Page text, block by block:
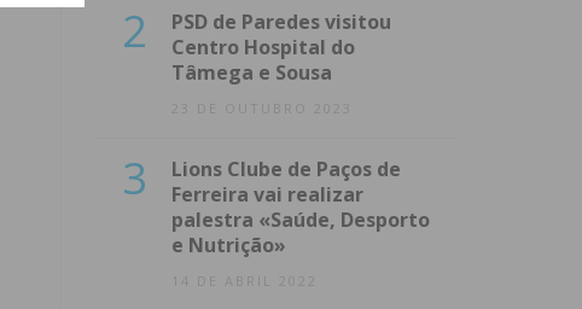
2
PSD de Paredes visitou
Centro Hospital do
Tâmega e Sousa
23 DE OUTUBRO 2023
3
Lions Clube de Paços de
Ferreira vai realizar
palestra «Saúde, Desporto
e Nutrição»
14 DE ABRIL 2022